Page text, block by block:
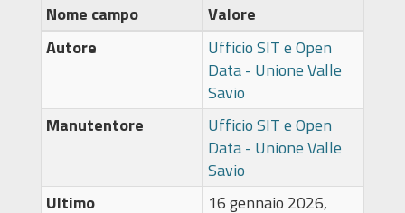
Nome campo
Valore
Autore
Ufficio SIT e Open
Data - Unione Valle
Savio
Manutentore
Ufficio SIT e Open
Data - Unione Valle
Savio
Ultimo
16 gennaio 2026,